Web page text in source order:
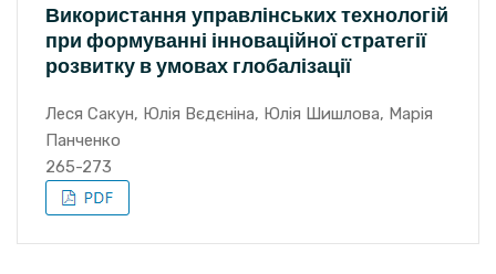
Використання управлінських технологій
при формуванні інноваційної стратегії
розвитку в умовах глобалізації
Леся Сакун, Юлія Вєдєніна, Юлія Шишлова, Марія
Панченко
265-273